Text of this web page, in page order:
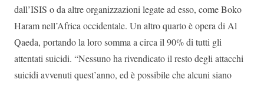
dall’ISIS o da altre organizzazioni legate ad esso, come Boko
Haram nell’Africa occidentale. Un altro quarto è opera di Al
Qaeda, portando la loro somma a circa il 90% di tutti gli
attentati suicidi. “Nessuno ha rivendicato il resto degli attacchi
suicidi avvenuti quest’anno, ed è possibile che alcuni siano